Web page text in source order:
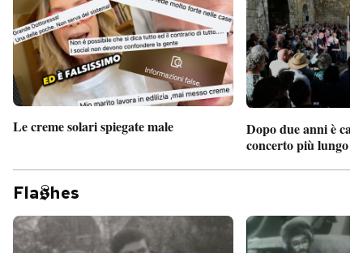
Le creme solari spiegate male
Dopo due anni è
concerto più lungo
Fla hes